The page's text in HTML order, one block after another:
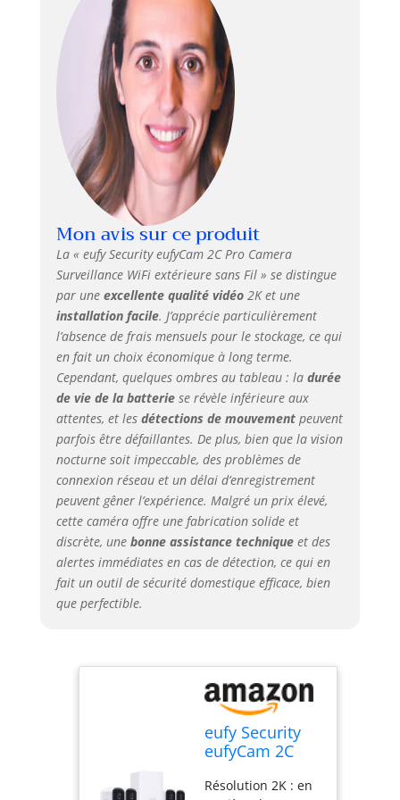
manipulations
fréquentes pour
charger la batterie
et profitez d'une
autonomie de 180
jours avec une
seule charge.
Vision nocturne
détaillée :
visionnez les
enregistrements
en direct en toute
clarté, même la
nuit, afin de voir
clairement qui est
là. Des alertes qui
comptent : la
technologie de
détection des
humains permet à
la caméra de
détecter
intelligemment la
forme du corps et
des visages. Cette
technologie
garantit que vous
ne serez alerté que
lorsqu'une
personne, et non
un chat errant,
l'eufyCam 2C Pro
est conçue pour
résister aux
éléments.
Mon avis sur ce produit
La « eufy Security eufyCam 2C Pro Camera
Surveillance WiFi extérieure sans Fil » se distingue
par une excellente qualité vidéo2K et une
installation facile. J’apprécie particulièrement
l’absence de frais mensuels pour le stockage, ce qui
en fait un choix économique à long terme.
Cependant, quelques ombres au tableau : la durée
de vie de la batteriese révèle inférieure aux
attentes, et les détections de mouvementpeuvent
parfois être défaillantes. De plus, bien que la vision
nocturne soit impeccable, des problèmes de
connexion réseau et un délai d’enregistrement
peuvent gêner l’expérience. Malgré un prix élevé,
cette caméra offre une fabrication solide et
discrète, une bonne assistance techniqueet des
alertes immédiates en cas de détection, ce qui en
fait un outil de sécurité domestique efficace, bien
que perfectible.
eufy Security
eufyCam 2C
Surveillance
Résolution 2K : en